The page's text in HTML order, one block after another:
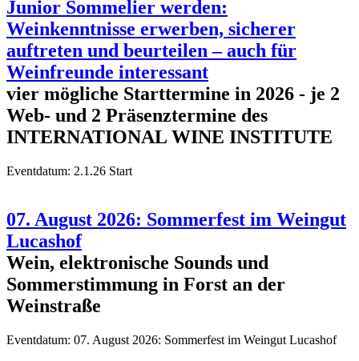
Junior Sommelier werden:
Weinkenntnisse erwerben, sicherer
auftreten und beurteilen – auch für
Weinfreunde interessant
vier mögliche Starttermine in 2026 - je 2
Web- und 2 Präsenztermine des
INTERNATIONAL WINE INSTITUTE
Eventdatum: 2.1.26 Start
07. August 2026: Sommerfest im Weingut
Lucashof
Wein, elektronische Sounds und
Sommerstimmung in Forst an der
Weinstraße
Eventdatum: 07. August 2026: Sommerfest im Weingut Lucashof